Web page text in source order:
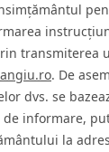
transmiterea
. De
dvs. se
informare,
la